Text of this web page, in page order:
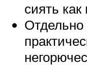
сиять как
Отдельно